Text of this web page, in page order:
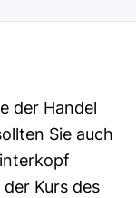
der Handel
Sie auch
Kurs des